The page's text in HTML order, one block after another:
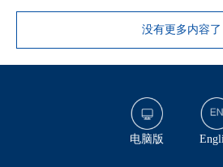
没有更多内容了
电脑版